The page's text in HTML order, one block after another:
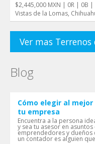
$2,445,000 MXN | 0R | 0B
Vistas de la Lomas,
Ver mas
Blog
Cómo elegir al
tu empresa
Encuentra a la persona
y sea tu asesor en
emprendedores y dueños
un contador es alguien